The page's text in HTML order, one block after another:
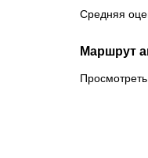
Средняя
Маршрут